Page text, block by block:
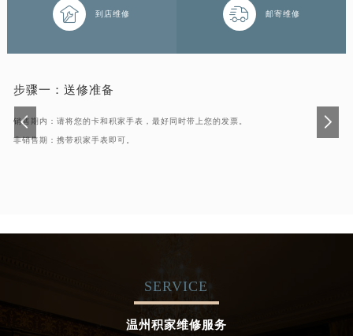
 到店维修  邮寄维修
步骤一： 送修准备
销售期内：请将您的卡和积家手表，最好同时带上您的发票。
非销售期：携带积家手表即可。
SERVICE
温州积家维修服务